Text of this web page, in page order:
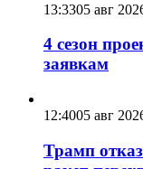
13:3305 авг
4 сезон
заявкам
12:4005 авг
Трамп